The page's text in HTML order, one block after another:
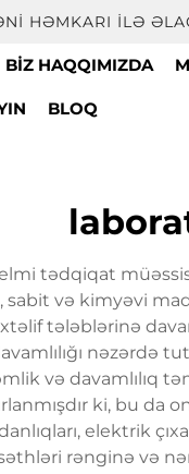
HƏMKARI ILƏ
BIZ HAQQIMIZDA
BLOQ
tədqiqat
sabit və kimyəvi
tələblərinə
və davamlılıq
ki, bu da
elektrik
rənginə və